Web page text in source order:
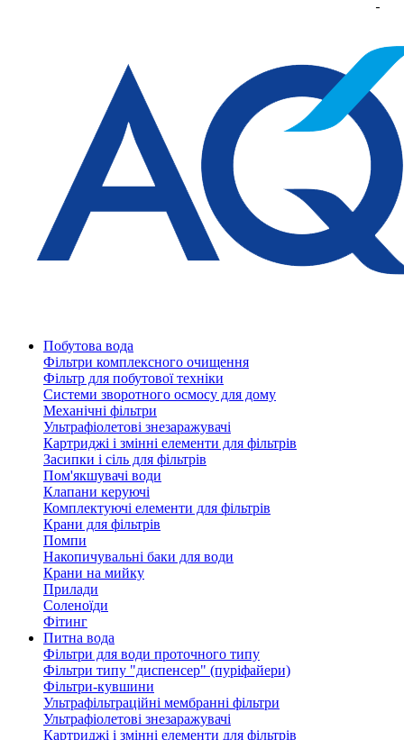
Побутова вода
Фільтри комплексного очищення
Фільтр для побутової техніки
Системи зворотного осмосу для дому
Механічні фільтри
Ультрафіолетові знезаражувачі
Картриджі і змінні елементи для фільтрів
Засипки і сіль для фільтрів
Пом'якшувачі води
Клапани керуючі
Комплектуючі елементи для фільтрів
Крани для фільтрів
Помпи
Накопичувальні баки для води
Крани на мийку
Прилади
Соленоїди
Фітинг
Питна вода
Фільтри для води проточного типу
Фільтри типу "диспенсер" (пуріфайери)
Фільтри-кувшини
Ультрафільтраційні мембранні фільтри
Ультрафіолетові знезаражувачі
Картриджі і змінні елементи для фільтрів